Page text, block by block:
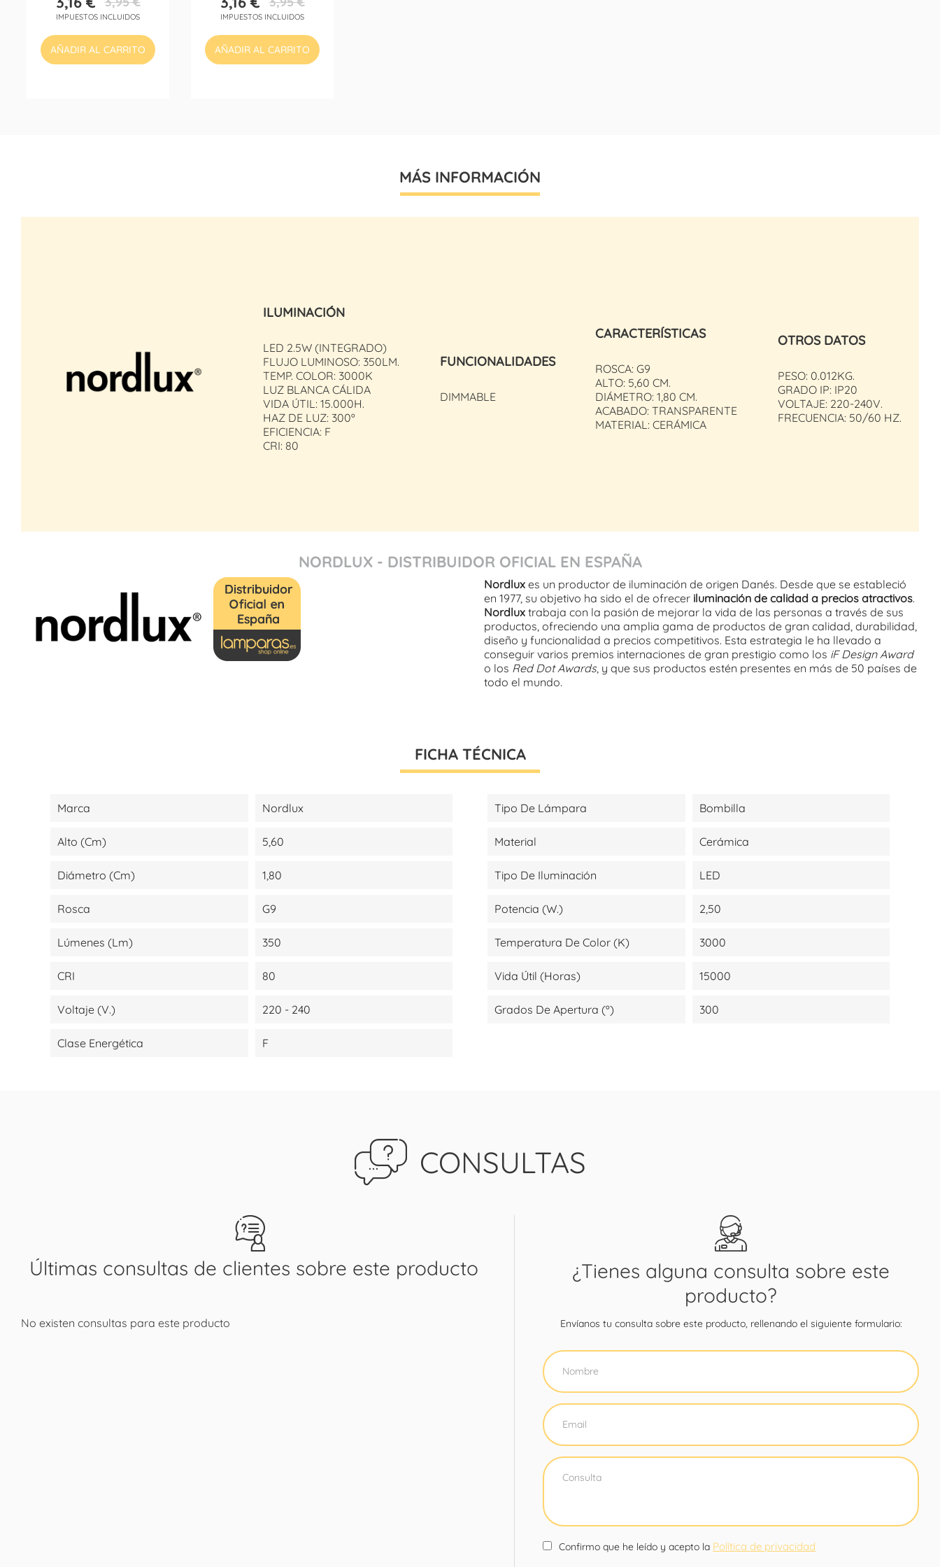
Precio
Precio
base
IMPUESTOS INCLUIDOS
AÑADIR AL CARRITO
Precio
Precio
base
IMPUESTOS INCLUIDOS
AÑADIR AL CARRITO
MÁS INFORMACIÓN
ILUMINACIÓN
LED 2.5W (INTEGRADO)
FLUJO LUMINOSO: 350LM.
TEMP. COLOR: 3000K
LUZ BLANCA CÁLIDA
VIDA ÚTIL: 15.000H.
HAZ DE LUZ: 300º
EFICIENCIA: F
CRI: 80
FUNCIONALIDADES
DIMMABLE
CARACTERÍSTICAS
ROSCA: G9
ALTO: 5,60 CM.
DIÁMETRO: 1,80 CM.
ACABADO: TRANSPARENTE
MATERIAL: CERÁMICA
OTROS DATOS
PESO: 0.012KG.
GRADO IP: IP20
VOLTAJE: 220-240V.
FRECUENCIA: 50/60 HZ.
NORDLUX - DISTRIBUIDOR OFICIAL EN ESPAÑA
Nordlux es un productor de iluminación de origen Danés. Desde que se estableció
en 1977, su objetivo ha sido el de ofrecer iluminación de calidad a precios atractivos.
Nordlux trabaja con la pasión de mejorar la vida de las personas a través de sus
productos, ofreciendo una amplia gama de productos de gran calidad, durabilidad,
diseño y funcionalidad a precios competitivos. Esta estrategia le ha llevado a
conseguir varios premios internaciones de gran prestigio como los iF Design Award
o los Red Dot Awards, y que sus productos estén presentes en más de 50 países de
todo el mundo.
FICHA TÉCNICA
Marca Nordlux Tipo De Lámpara Bombilla
Alto (cm) 5,60 Material Cerámica
Diámetro (cm) 1,80 Tipo De Iluminación LED
Rosca G9 Potencia (W.) 2,50
Lúmenes (lm) 350 Temperatura De Color (K) 3000
CRI 80 Vida Útil (Horas) 15000
Voltaje (V.) 220 - 240 Grados De Apertura (º) 300
Clase Energética F
CONSULTAS
Últimas consultas de clientes sobre este producto
No existen consultas para este producto
¿Tienes alguna consulta sobre este
producto?
Envíanos tu consulta sobre este producto, rellenando el siguiente formulario:
Confirmo que he leído y acepto la Política de privacidad